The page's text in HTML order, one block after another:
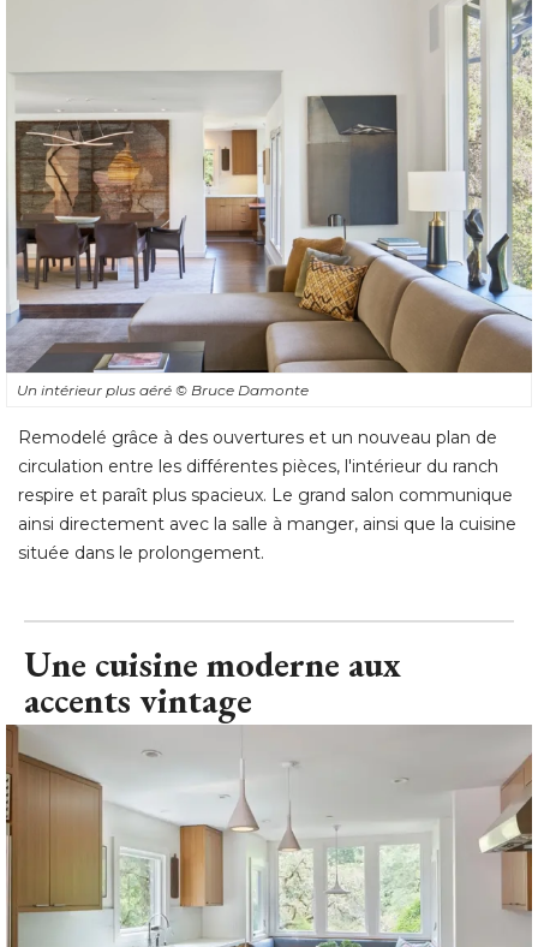
Un intérieur plus aéré © Bruce Damonte
Remodelé grâce à des ouvertures et un nouveau plan de
circulation entre les différentes pièces, l'intérieur du ranch
respire et paraît plus spacieux. Le grand salon communique
ainsi directement avec la salle à manger, ainsi que la cuisine
située dans le prolongement.
Une cuisine moderne aux
accents vintage